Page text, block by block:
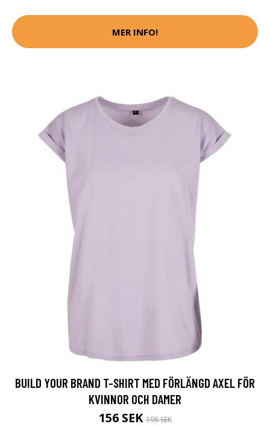
MER INFO!
BUILD YOUR BRAND T-SHIRT MED FÖRLÄNGD AXEL FÖR
KVINNOR OCH DAMER
156 SEK198 SEK